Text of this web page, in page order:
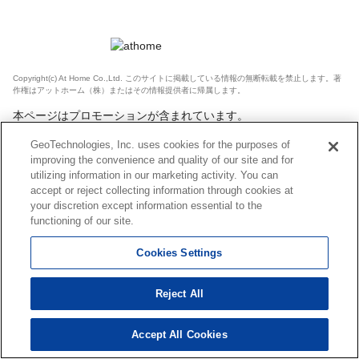
Copyright(c) At Home Co.,Ltd. このサイトに掲載している情報の無断転載を禁止します。著
作権はアットホーム（株）またはその情報提供者に帰属します。
本ページはプロモーションが含まれています。
GeoTechnologies, Inc. uses cookies for the purposes of
improving the convenience and quality of our site and for
utilizing information in our marketing activity. You can
accept or reject collecting information through cookies at
your discretion except information essential to the
functioning of our site.
Cookies Settings
Reject All
Accept All Cookies